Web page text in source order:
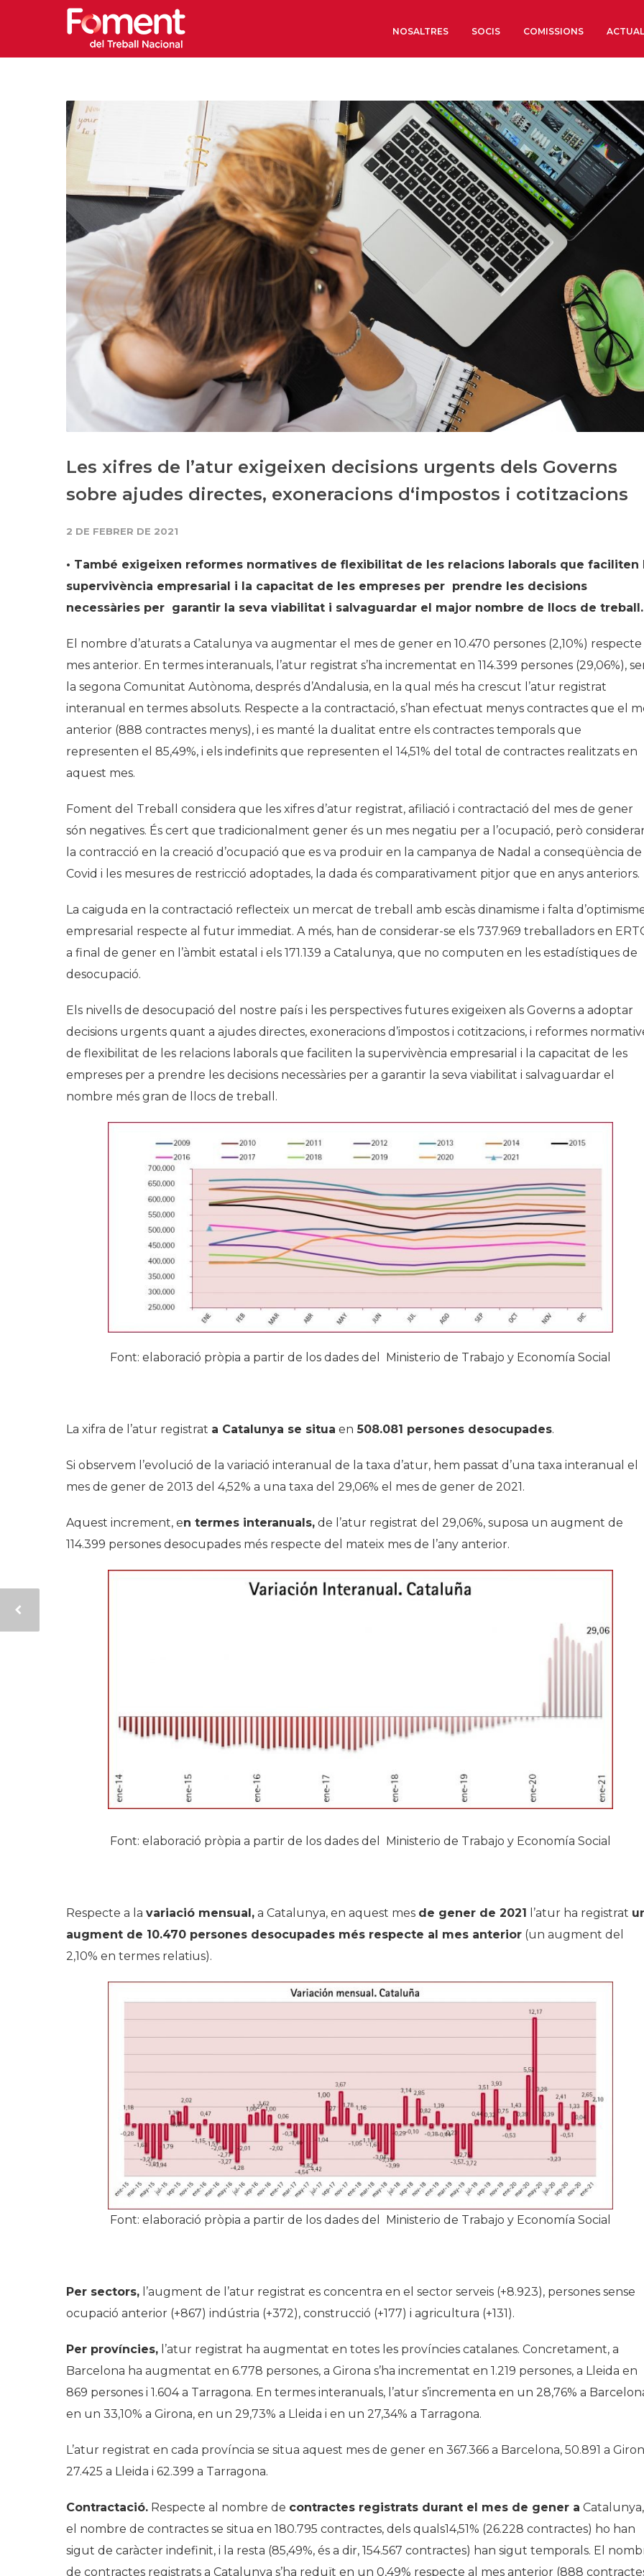
NOSALTRES
Òrgans de Govern
Òrgans Consultius
Estructura Executiva
Institut d’Estudis
Societat Barcelonesa
Econòmics i Socials
Organitzacions
Organitzacions
Coneix més
Galeria de Presidents
Biblioteca Arxiu
Seu Social
SOCIS COMISSIONS
Les xifres de l’atur exigeixen decisions urgents dels Governs
sobre ajudes directes, exoneracions d‘impostos i cotitzacions
2 DE FEBRER DE 2021
• També exigeixen reformes normatives de flexibilitat de les relacions laborals que faciliten
supervivència empresarial i la capacitat de les empreses per prendre les decisions
necessàries per garantir la seva viabilitat i salvaguardar el major nombre de llocs de treball.
El nombre d’aturats a Catalunya va augmentar el mes de gener en 10.470 persones (2,10%) respecte
mes anterior. En termes interanuals, l’atur registrat s’ha incrementat en 114.399 persones (29,06%),
la segona Comunitat Autònoma, després d’Andalusia, en la qual més ha crescut l’atur registrat
interanual en termes absoluts. Respecte a la contractació, s’han efectuat menys contractes que el
anterior (888 contractes menys), i es manté la dualitat entre els contractes temporals que
representen el 85,49%, i els indefinits que representen el 14,51% del total de contractes realitzats en
aquest mes.
Foment del Treball considera que les xifres d’atur registrat, afiliació i contractació del mes de gener
són negatives. És cert que tradicionalment gener és un mes negatiu per a l’ocupació, però
la contracció en la creació d’ocupació que es va produir en la campanya de Nadal a conseqüència de
Covid i les mesures de restricció adoptades, la dada és comparativament pitjor que en anys anteriors.
La caiguda en la contractació reflecteix un mercat de treball amb escàs dinamisme i falta
empresarial respecte al futur immediat. A més, han de considerar-se els 737.969 treballadors en
a final de gener en l’àmbit estatal i els 171.139 a Catalunya, que no computen en les estadístiques de
desocupació.
Els nivells de desocupació del nostre país i les perspectives futures exigeixen als Governs a adoptar
decisions urgents quant a ajudes directes, exoneracions d’impostos i cotitzacions, i reformes
de flexibilitat de les relacions laborals que faciliten la supervivència empresarial i la capacitat de les
empreses per a prendre les decisions necessàries per a garantir la seva viabilitat i salvaguardar el
nombre més gran de llocs de treball.
Font: elaboració pròpia a partir de los dades del Ministerio de Trabajo y Economía Social
La xifra de l’atur registrat a Catalunya se situa en 508.081 persones desocupades.
Si observem l’evolució de la variació interanual de la taxa d’atur, hem passat d’una taxa interanual el
mes de gener de 2013 del 4,52% a una taxa del 29,06% el mes de gener de 2021.
Aquest increment, en termes interanuals, de l’atur registrat del 29,06%, suposa un augment de
114.399 persones desocupades més respecte del mateix mes de l’any anterior.
Font: elaboració pròpia a partir de los dades del Ministerio de Trabajo y Economía Social
Respecte a la variació mensual, a Catalunya, en aquest mes de gener de 2021 l’atur ha registrat
augment de 10.470 persones desocupades més respecte al mes anterior (un augment del
2,10% en termes relatius).
Font: elaboració pròpia a partir de los dades del Ministerio de Trabajo y Economía Social
Per sectors, l’augment de l’atur registrat es concentra en el sector serveis (+8.923), persones sense
ocupació anterior (+867) indústria (+372), construcció (+177) i agricultura (+131).
Per províncies, l’atur registrat ha augmentat en totes les províncies catalanes. Concretament, a
Barcelona ha augmentat en 6.778 persones, a Girona s’ha incrementat en 1.219 persones, a Lleida en
869 persones i 1.604 a Tarragona. En termes interanuals, l’atur s’incrementa en un 28,76% a
en un 33,10% a Girona, en un 29,73% a Lleida i en un 27,34% a Tarragona.
L’atur registrat en cada província se situa aquest mes de gener en 367.366 a Barcelona, 50.891 a
27.425 a Lleida i 62.399 a Tarragona.
Contractació. Respecte al nombre de contractes registrats durant el mes de gener a Catalunya,
el nombre de contractes se situa en 180.795 contractes, dels quals14,51% (26.228 contractes) ho han
sigut de caràcter indefinit, i la resta (85,49%, és a dir, 154.567 contractes) han sigut temporals. El
de contractes registrats a Catalunya s’ha reduït en un 0,49% respecte al mes anterior (888